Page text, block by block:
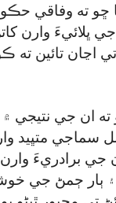
ڇو ته وفاقي
وارن
تائين ته
ته ان جي نتيجي
سماجي متڀيد
جي برادريءَ
ٻار ڄمڻ جي